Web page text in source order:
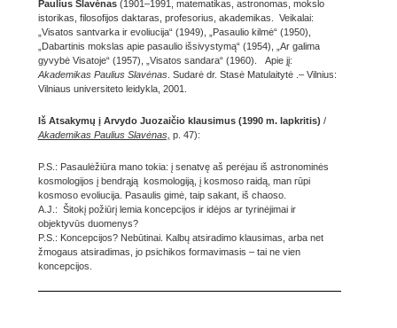
Paulius Slavėnas(1901–1991, matematikas, astronomas, mokslo
istorikas, filosofijos daktaras, profesorius, akademikas. Veikalai:
„Visatos santvarka ir evoliucija“ (1949), „Pasaulio kilmė“ (1950),
„Dabartinis mokslas apie pasaulio išsivystymą“ (1954), „Ar galima
gyvybė Visatoje“ (1957), „Visatos sandara“ (1960). Apie jį:
Akademikas Paulius Slavėnas. Sudarė dr. Stasė Matulaitytė .– Vilnius:
Vilniaus universiteto leidykla, 2001.
Iš Atsakymų į Arvydo Juozaičio klausimus (1990 m. lapkritis) /
Akademikas Paulius Slavėnas, p. 47):
P.S.: Pasaulėžiūra mano tokia: į senatvę aš perėjau iš astronominės
kosmologijos į bendrąją kosmologiją, į kosmoso raidą, man rūpi
kosmoso evoliucija. Pasaulis gimė, taip sakant, iš chaoso.
A.J.: Šitokį požiūrį lemia koncepcijos ir idėjos ar tyrinėjimai ir
objektyvūs duomenys?
P.S.: Koncepcijos? Nebūtinai. Kalbų atsiradimo klausimas, arba net
žmogaus atsiradimas, jo psichikos formavimasis – tai ne vien
koncepcijos.